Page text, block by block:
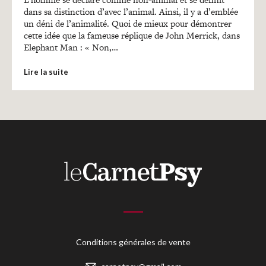
Entretiens
Mon panier
dans sa distinction d’avec l’animal. Ainsi, il y a d’emblée
un déni de l’animalité. Quoi de mieux pour démontrer
cette idée que la fameuse réplique de John Merrick, dans
Elephant Man : « Non,…
Lire la suite
Conditions générales de vente